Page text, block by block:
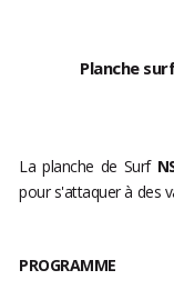
Planche
La planche de Surf
pour s'attaquer à des
PROGRAMME